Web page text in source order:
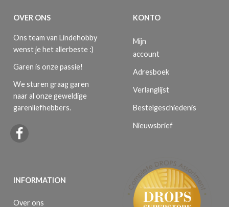
OVER ONS
Ons team van Lindehobby
wenst je het allerbeste :)
Garen is onze passie!
We sturen graag garen
naar al onze geweldige
garenliefhebbers.
INFORMATION
Over ons
KONTO
Mijn
account
Adresboek
Verlanglijst
Bestelgeschiedenis
Nieuwsbrief